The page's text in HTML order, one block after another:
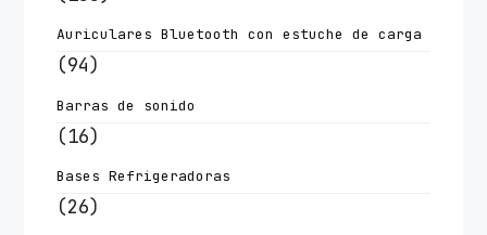
Auriculares Bluetooth con estuche de carga
(94)
Barras de sonido
(16)
Bases Refrigeradoras
(26)